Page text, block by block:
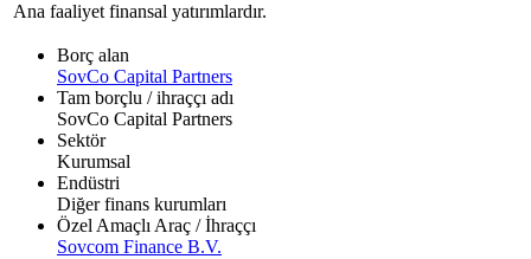
Ana faaliyet finansal yatırımlardır.
Borç alan
SovCo Capital Partners
Tam borçlu / ihraççı adı
SovCo Capital Partners
Sektör
Kurumsal
Endüstri
Diğer finans kurumları
Özel Amaçlı Araç / İhraççı
Sovcom Finance B.V.